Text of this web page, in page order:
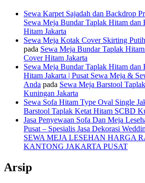
Sewa Karpet Sajadah dan Backdrop
Sewa Meja Bundar Taplak Hitam dan
Hitam Jakarta
Sewa Meja Kotak Cover Skirting
pada Sewa Meja Bundar Taplak
Cover Hitam Jakarta
Sewa Meja Bundar Taplak Hitam dan
Hitam Jakarta | Pusat Sewa Meja &
Anda pada Sewa Meja Barstool
Kuningan Jakarta
Sewa Sofa Hitam Type Oval Single
Barstool Taplak Ketat Hitam SCBD
Jasa Penyewaan Sofa Dan Meja
Pusat – Spesialis Jasa Dekorasi
SEWA MEJA LESEHAN HARGA
KANTONG JAKARTA PUSAT
Arsip